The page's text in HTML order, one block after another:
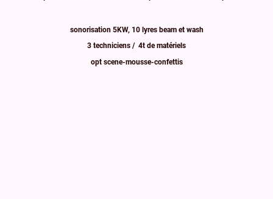
sonorisation 5KW, 10 lyres beam et wash
3 techniciens / 4t de matériels
opt scene-mousse-confettis